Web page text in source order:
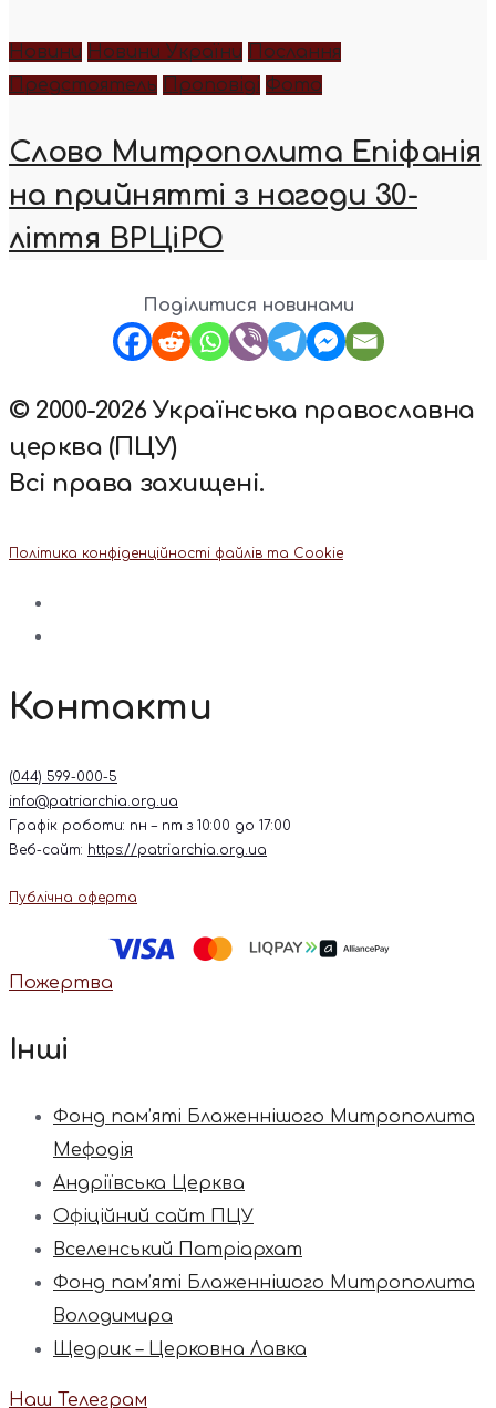
Новини Новини України
Послання
Предстоятель
Проповіді Фото
Слово Митрополита Епіфанія
на прийнятті з нагоди 30-
ліття ВРЦіРО
Поділитися новинами
© 2000-2026 Українська православна
церква (ПЦУ)
Всі права захищені.
Політика конфіденційності файлів та Cookie
Контакти
(044) 599-000-5
info@patriarchia.org.ua
Графік роботи: пн – пт з 10:00 до 17:00
Веб-сайт: https://patriarchia.org.ua
Публічна оферта
Пожертва
Інші
Фонд пам’яті Блаженнішого Митрополита
Мефодія
Андріївська Церква
Офіційний сайт ПЦУ
Вселенський Патріархат
Фонд пам’яті Блаженнішого Митрополита
Володимира
Щедрик – Церковна Лавка
Наш Телеграм